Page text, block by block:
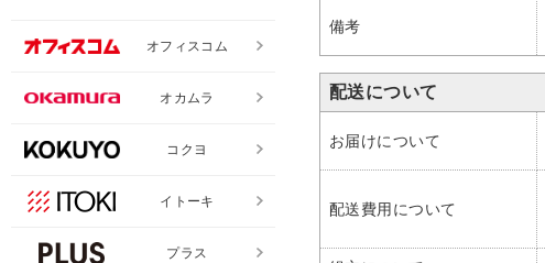
備考
配送について
お届けについて
配送費用について
オフィスコム
オカムラ
コクヨ
イトーキ
プラス